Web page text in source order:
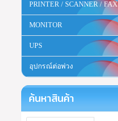
PRINTER / SCANNER / FAX
MONITOR
UPS
อุปกรณ์ต่อพ่วง
ค้นหาสินค้า